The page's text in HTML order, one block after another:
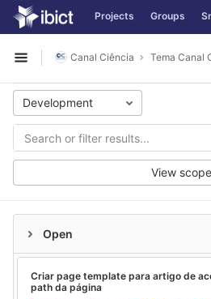
Skip to content
GitLab Projects Groups
Open sidebar
Canal Ciência Tema Canal
Development
View scope
Open
Criar page template para artigo de
path da página